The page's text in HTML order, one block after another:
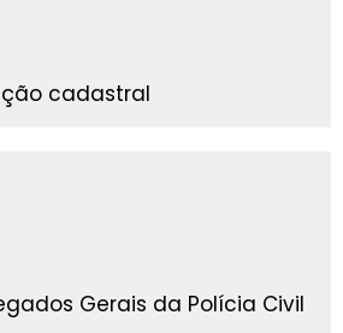
cadastral
Gerais da Polícia Civil